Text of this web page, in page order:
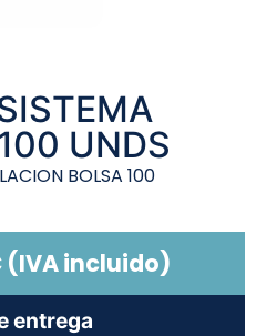
UNDS
BOLSA 100
(IVA incluido)
entrega